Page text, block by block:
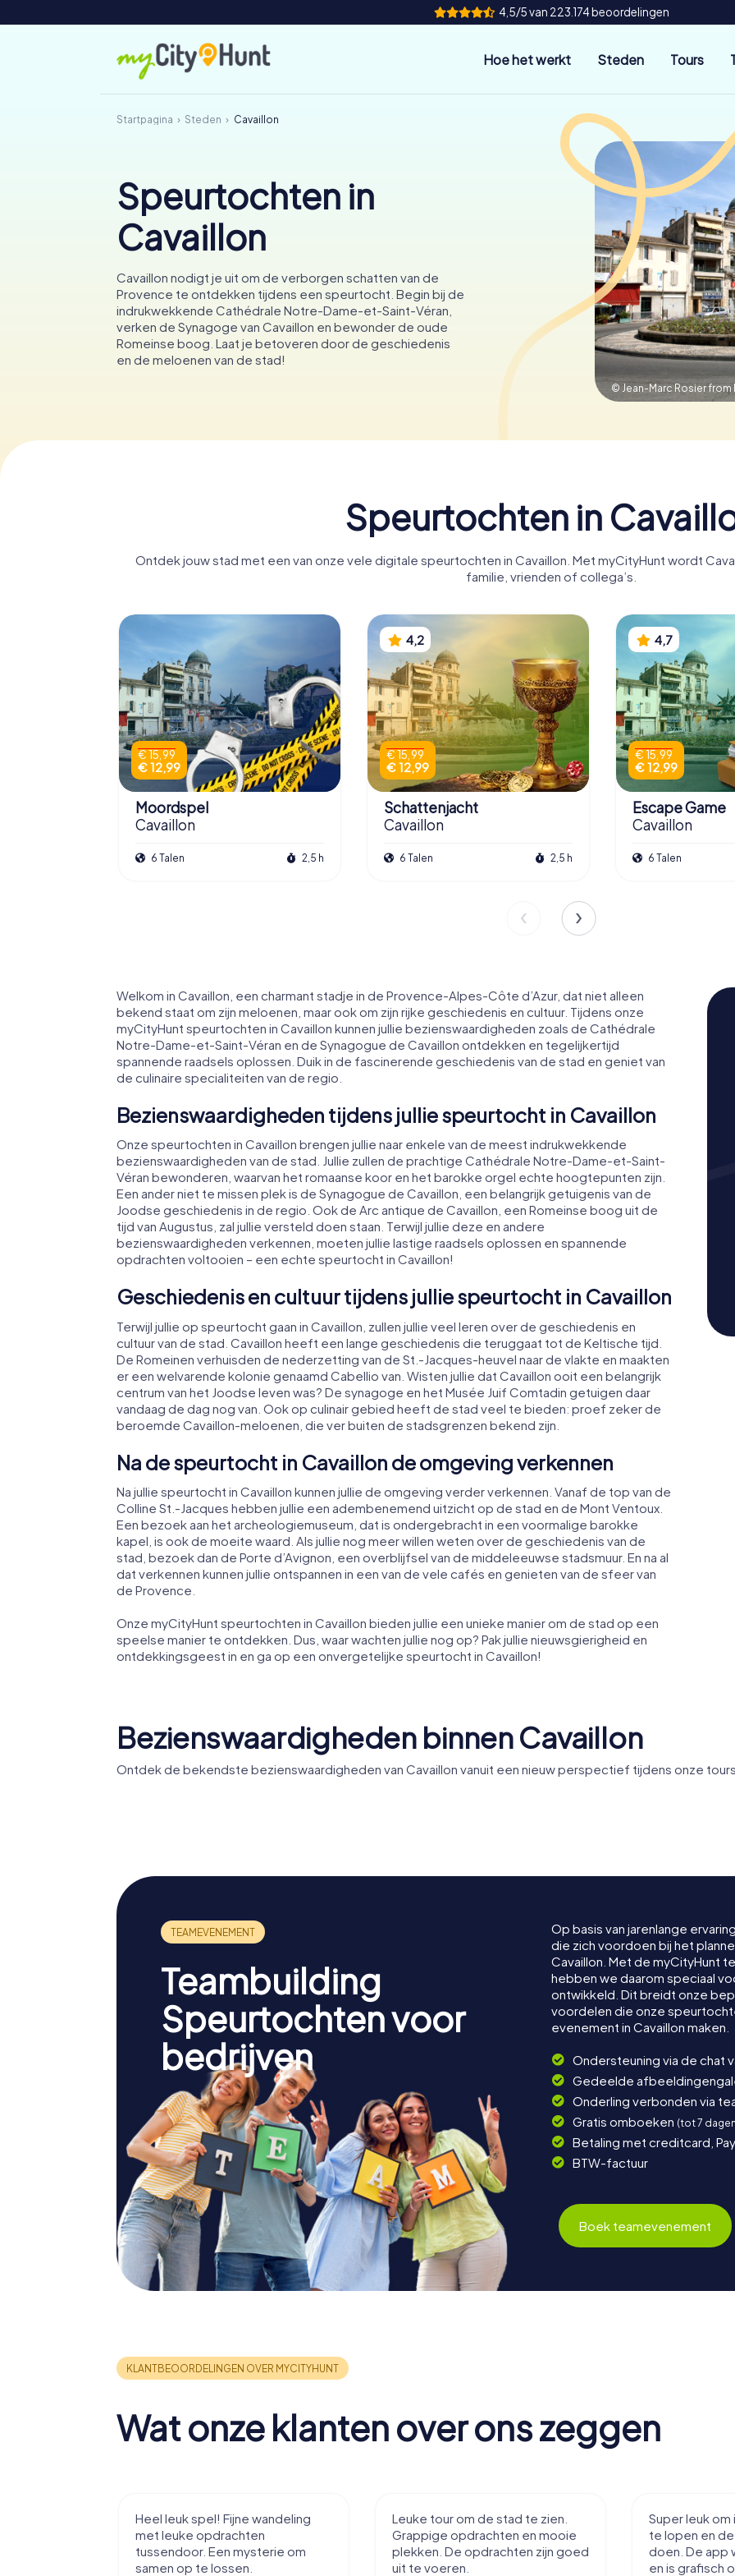
4,5/5 van 223.174 beoordelingen
Hoe het werkt Steden Tours
Startpagina Steden Cavaillon
Speurtochten in
Cavaillon
Cavaillon nodigt je uit om de verborgen schatten van de
Provence te ontdekken tijdens een speurtocht. Begin bij de
indrukwekkende Cathédrale Notre-Dame-et-Saint-Véran,
verken de Synagoge van Cavaillon en bewonder de oude
Romeinse boog. Laat je betoveren door de geschiedenis
en de meloenen van de stad!
© Jean-Marc Rosier
Speurtochten in
Ontdek jouw stad met een van onze vele digitale speurtochten in Cavaillon. Met myCityHunt wordt
familie, vrienden of collega’s.
€ 15,99
€ 12,99
Moordspel
Cavaillon
6 Talen 2,5 h
4,2
€ 15,99
€ 12,99
Schattenjacht
Cavaillon
6 Talen 2,5 h
4,7
€ 15,99
€ 12,99
Escape Game
Cavaillon
6 Talen
Welkom in Cavaillon, een charmant stadje in de Provence-Alpes-Côte d’Azur, dat niet alleen
bekend staat om zijn meloenen, maar ook om zijn rijke geschiedenis en cultuur. Tijdens onze
myCityHunt speurtochten in Cavaillon kunnen jullie bezienswaardigheden zoals de Cathédrale
Notre-Dame-et-Saint-Véran en de Synagogue de Cavaillon ontdekken en tegelijkertijd
spannende raadsels oplossen. Duik in de fascinerende geschiedenis van de stad en geniet van
de culinaire specialiteiten van de regio.
Bezienswaardigheden tijdens jullie speurtocht in Cavaillon
Onze speurtochten in Cavaillon brengen jullie naar enkele van de meest indrukwekkende
bezienswaardigheden van de stad. Jullie zullen de prachtige Cathédrale Notre-Dame-et-Saint-
Véran bewonderen, waarvan het romaanse koor en het barokke orgel echte hoogtepunten zijn.
Een ander niet te missen plek is de Synagogue de Cavaillon, een belangrijk getuigenis van de
Joodse geschiedenis in de regio. Ook de Arc antique de Cavaillon, een Romeinse boog uit de
tijd van Augustus, zal jullie versteld doen staan. Terwijl jullie deze en andere
bezienswaardigheden verkennen, moeten jullie lastige raadsels oplossen en spannende
opdrachten voltooien – een echte speurtocht in Cavaillon!
Geschiedenis en cultuur tijdens jullie speurtocht in Cavaillon
Terwijl jullie op speurtocht gaan in Cavaillon, zullen jullie veel leren over de geschiedenis en
cultuur van de stad. Cavaillon heeft een lange geschiedenis die teruggaat tot de Keltische tijd.
De Romeinen verhuisden de nederzetting van de St.-Jacques-heuvel naar de vlakte en maakten
er een welvarende kolonie genaamd Cabellio van. Wisten jullie dat Cavaillon ooit een belangrijk
centrum van het Joodse leven was? De synagoge en het Musée Juif Comtadin getuigen daar
vandaag de dag nog van. Ook op culinair gebied heeft de stad veel te bieden: proef zeker de
beroemde Cavaillon-meloenen, die ver buiten de stadsgrenzen bekend zijn.
Na de speurtocht in Cavaillon de omgeving verkennen
Na jullie speurtocht in Cavaillon kunnen jullie de omgeving verder verkennen. Vanaf de top van de
Colline St.-Jacques hebben jullie een adembenemend uitzicht op de stad en de Mont Ventoux.
Een bezoek aan het archeologiemuseum, dat is ondergebracht in een voormalige barokke
kapel, is ook de moeite waard. Als jullie nog meer willen weten over de geschiedenis van de
stad, bezoek dan de Porte d’Avignon, een overblijfsel van de middeleeuwse stadsmuur. En na al
dat verkennen kunnen jullie ontspannen in een van de vele cafés en genieten van de sfeer van
de Provence.
Onze myCityHunt speurtochten in Cavaillon bieden jullie een unieke manier om de stad op een
speelse manier te ontdekken. Dus, waar wachten jullie nog op? Pak jullie nieuwsgierigheid en
ontdekkingsgeest in en ga op een onvergetelijke speurtocht in Cavaillon!
Bezienswaardigheden binnen Cavaillon
Ontdek de bekendste bezienswaardigheden van Cavaillon vanuit een nieuw perspectief tijdens onze
Cathédrale
Teambuilding
Speurtochten voor
bedrijven
Op basis van jarenlange
die zich voordoen bij het
Cavaillon. Met de myCityHunt
hebben we daarom speciaal
ontwikkeld. Dit breidt onze
voordelen die onze
evenement in Cavaillon maken.
Ondersteuning via de chat
Gedeelde
Onderling verbonden via
Gratis omboeken (tot 7
Betaling met creditcard,
BTW-factuur
Boek teamevenement
Wat onze klanten over ons zeggen
Heel leuk spel! Fijne wandeling
met leuke opdrachten
tussendoor. Een mysterie om
samen op te lossen.
Leuke tour om de stad te zien.
Grappige opdrachten en mooie
plekken. De opdrachten zijn goed
uit te voeren.
Super leuk
te lopen en
doen. De app
en is grafisch